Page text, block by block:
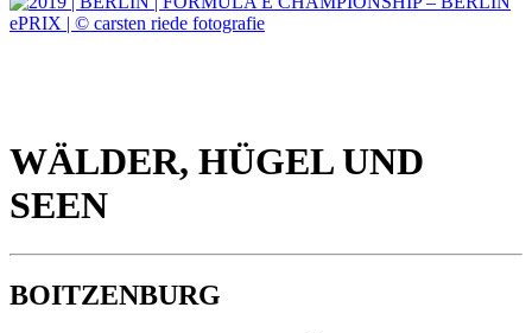
WÄLDER, HÜGEL UND
SEEN
BOITZENBURG